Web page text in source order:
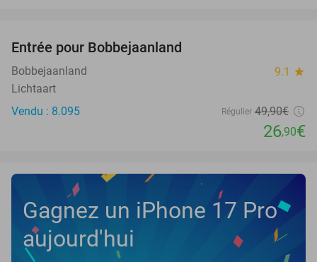
Entrée pour Bobbejaanland
Bobbejaanland 9.1 star
Lichtaart
Vendu : 8.095
Régulier 49,90€
26,90€
Gagnez un iPhone 17 Pro
aujourd'hui